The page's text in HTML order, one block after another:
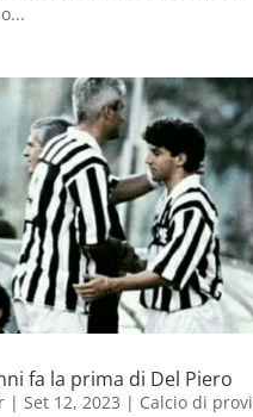
fa la prima di Del Piero
| Set 12, 2023 | Calcio di